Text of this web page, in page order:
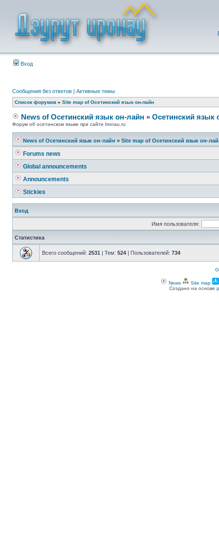
Вход
Сообщения без ответов | Активные темы
Список форумов » Site map of Осетинский язык он-лайн
News of Осетинский язык он-лайн » Осетинский язык
Форум об осетинском языке при сайте Ironau.ru
News of Осетинский язык он-лайн » Site map of Осетинский язык он-
Forums news
Global announcements
Announcements
Stickies
Вход
Имя пользователя:
Статистика
Всего сообщений: 2531 | Тем: 524 | Пользователей: 734
News Site map
Создано на основе